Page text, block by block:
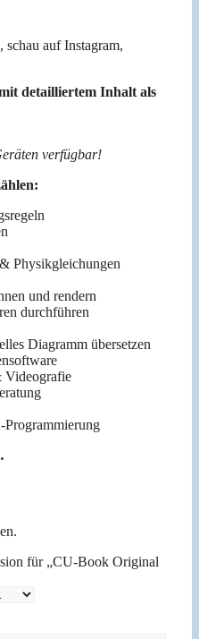
auf Instagram,
detailliertem Inhalt als
verfügbar!
Physikgleichungen
und rendern
durchführen
Diagramm übersetzen
Videografie
für „CU-Book Original